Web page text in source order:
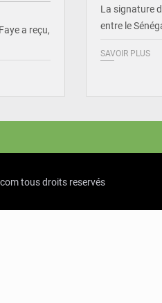
a reçu,
La signature
entre le
SAVOIR PLUS
tous droits reservés